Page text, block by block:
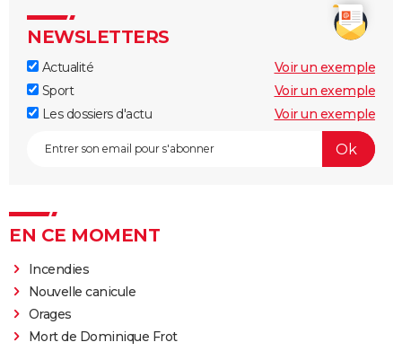
NEWSLETTERS
Actualité
Voir un exemple
Sport
Voir un exemple
Les dossiers d'actu
Voir un exemple
EN CE MOMENT
Incendies
Nouvelle canicule
Orages
Mort de Dominique Frot